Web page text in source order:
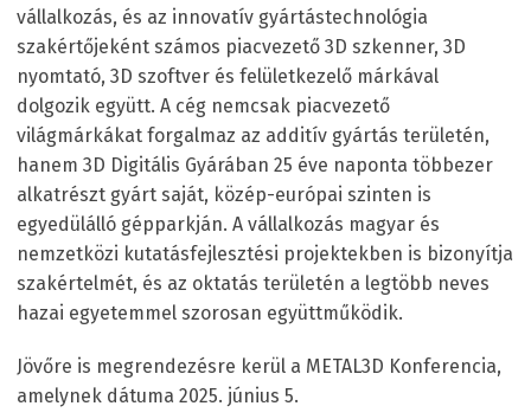
vállalkozás, és az innovatív gyártástechnológia
szakértőjeként számos piacvezető 3D szkenner, 3D
nyomtató, 3D szoftver és felületkezelő márkával
dolgozik együtt. A cég nemcsak piacvezető
világmárkákat forgalmaz az additív gyártás területén,
hanem 3D Digitális Gyárában 25 éve naponta többezer
alkatrészt gyárt saját, közép-európai szinten is
egyedülálló gépparkján. A vállalkozás magyar és
nemzetközi kutatásfejlesztési projektekben is bizonyítja
szakértelmét, és az oktatás területén a legtöbb neves
hazai egyetemmel szorosan együttműködik.
Jövőre is megrendezésre kerül a METAL3D Konferencia,
amelynek dátuma 2025. június 5.